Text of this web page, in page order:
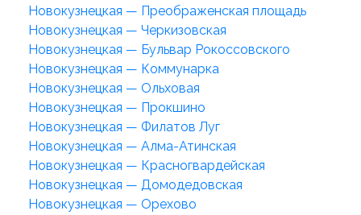
Новокузнецкая — Преображенская площадь
Новокузнецкая — Черкизовская
Новокузнецкая — Бульвар Рокоссовского
Новокузнецкая — Коммунарка
Новокузнецкая — Ольховая
Новокузнецкая — Прокшино
Новокузнецкая — Филатов Луг
Новокузнецкая — Алма-Атинская
Новокузнецкая — Красногвардейская
Новокузнецкая — Домодедовская
Новокузнецкая — Орехово